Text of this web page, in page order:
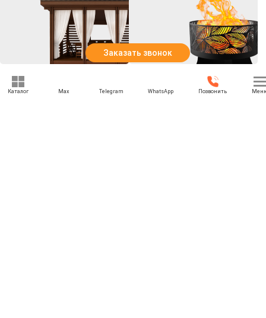
Смотреть все товары
Заказать звонок
Каталог Max Telegram WhatsApp Позвонить